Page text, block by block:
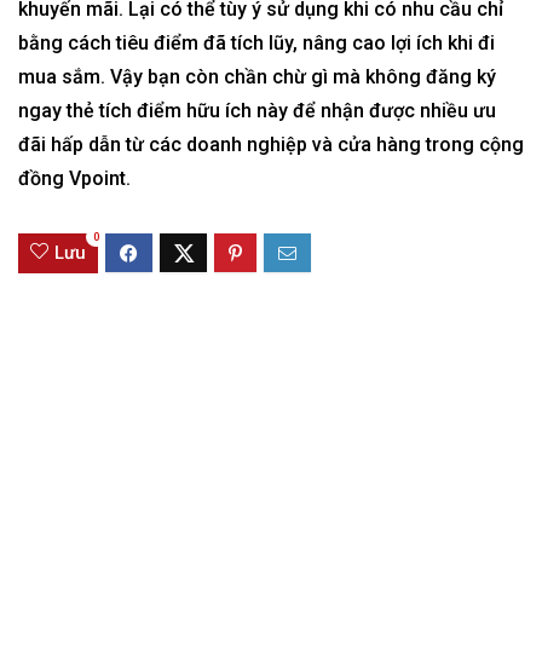
khuyến mãi. Lại có thể tùy ý sử dụng khi có nhu cầu chỉ
bằng cách tiêu điểm đã tích lũy, nâng cao lợi ích khi đi
mua sắm. Vậy bạn còn chần chừ gì mà không đăng ký
ngay thẻ tích điểm hữu ích này để nhận được nhiều ưu
đãi hấp dẫn từ các doanh nghiệp và cửa hàng trong cộng
đồng Vpoint.
Lưu
0